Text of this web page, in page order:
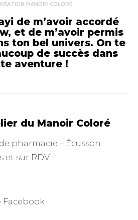
MANOIR COLORÉ
de m’avoir accordé
et de m’avoir permis
ton bel univers. On te
de succès dans
aventure !
du Manoir Coloré
pharmacie – Écusson
et sur RDV
Facebook